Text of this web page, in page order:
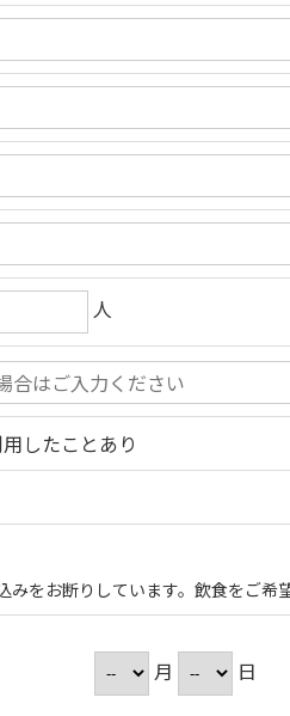
人
したことあり
みをお断りしています。飲食をご希
月 日